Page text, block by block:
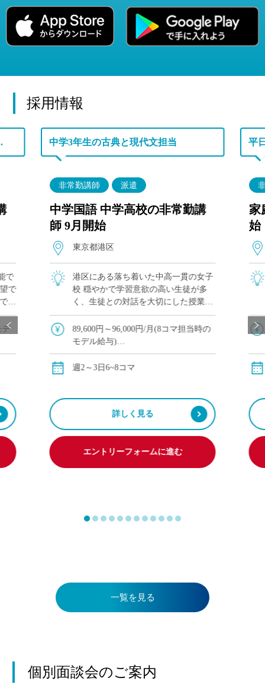
採用情報
属校★
で
で
通
ま
、
デ
中学3年生の古典と現代文担当
非常勤講師 派遣
中学国語 中学高校の非常勤講
師 9月開始
東京都港区
港区にある落ち着いた中高一貫の女子
校 穏やかで学習意欲の高い生徒が多
く、生徒との対話を大切にした授業づ
くりができる環境です。 今回は中学3
年生の国語を担当いただきます。 国語
をを通して、生徒の「読む・考える・
伝える力」を […]
89,600円～96,000円/月(8コマ担当時の
モデル給与)
交通費別途支給
週2～3日6~8コマ
詳しく見る
エントリーフォームに進む
家
始
一覧を見る
個別面談会のご案内